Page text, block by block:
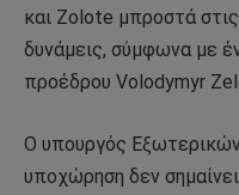
και Zolote μπροστά
δυνάμεις, σύμφωνα με
προέδρου Volodymyr
Ο υπουργός
υποχώρηση δεν